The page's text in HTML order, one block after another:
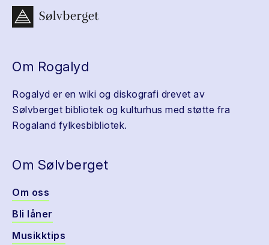
Om Rogalyd
Rogalyd er en wiki og diskografi drevet av
Sølvberget bibliotek og kulturhus med støtte fra
Rogaland fylkesbibliotek.
Om Sølvberget
Om oss
Bli låner
Musikktips